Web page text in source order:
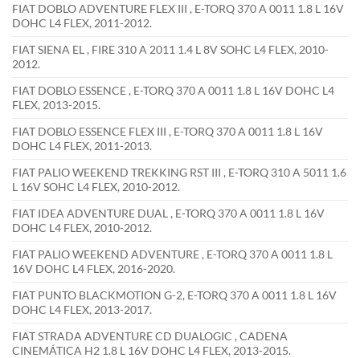
FIAT DOBLO ADVENTURE FLEX III , E-TORQ 370 A 0011 1.8 L 16V
DOHC L4 FLEX, 2011-2012.
FIAT SIENA EL , FIRE 310 A 2011 1.4 L 8V SOHC L4 FLEX, 2010-
2012.
FIAT DOBLO ESSENCE , E-TORQ 370 A 0011 1.8 L 16V DOHC L4
FLEX, 2013-2015.
FIAT DOBLO ESSENCE FLEX III , E-TORQ 370 A 0011 1.8 L 16V
DOHC L4 FLEX, 2011-2013.
FIAT PALIO WEEKEND TREKKING RST III , E-TORQ 310 A 5011 1.6
L 16V SOHC L4 FLEX, 2010-2012.
FIAT IDEA ADVENTURE DUAL , E-TORQ 370 A 0011 1.8 L 16V
DOHC L4 FLEX, 2010-2012.
FIAT PALIO WEEKEND ADVENTURE , E-TORQ 370 A 0011 1.8 L
16V DOHC L4 FLEX, 2016-2020.
FIAT PUNTO BLACKMOTION G-2, E-TORQ 370 A 0011 1.8 L 16V
DOHC L4 FLEX, 2013-2017.
FIAT STRADA ADVENTURE CD DUALOGIC , CADENA
CINEMÁTICA H2 1.8 L 16V DOHC L4 FLEX, 2013-2015.